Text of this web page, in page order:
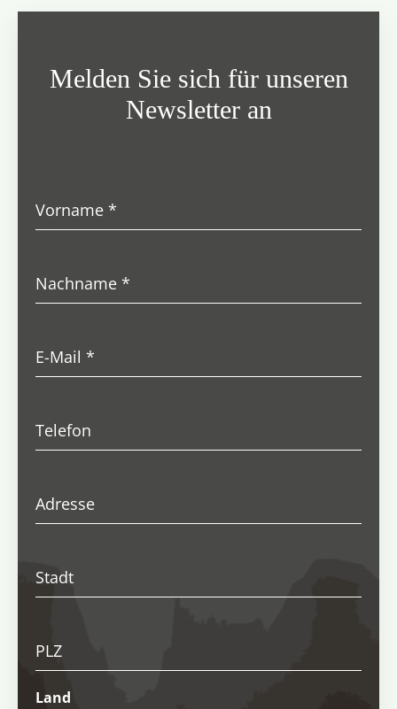
Melden Sie sich für unseren
Newsletter an
Vorname*
Nachname*
E-Mail*
Telefon
Adresse
Stadt
PLZ
Land